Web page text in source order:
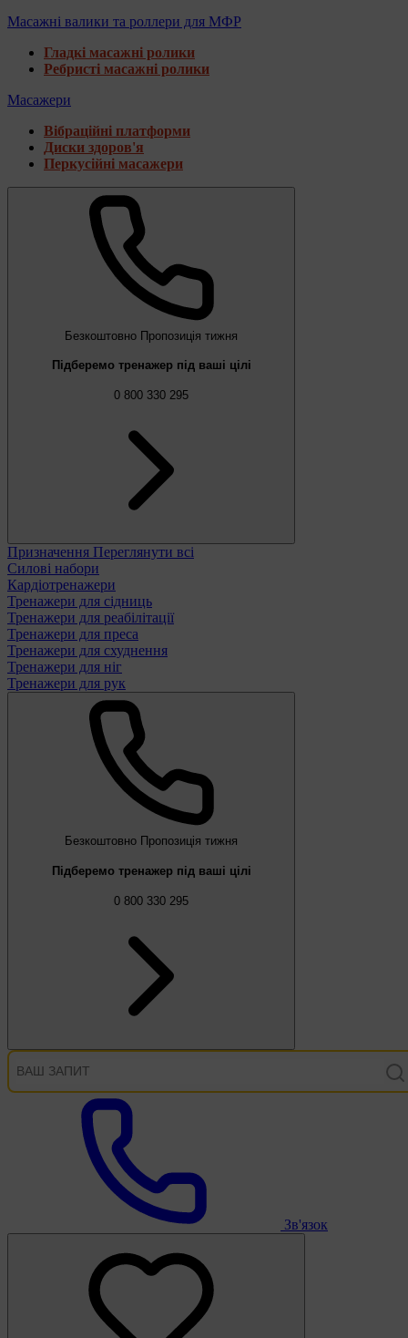
Масажні валики та роллери для МФР
Гладкі масажні ролики
Ребристі масажні ролики
Масажери
Вібраційні платформи
Диски здоров'я
Перкусійні масажери
Безкоштовно Пропозиція тижня
Підберемо тренажер під ваші цілі
0 800 330 295
Призначення Переглянути всі
Силові набори
Кардіотренажери
Тренажери для сідниць
Тренажери для реабілітації
Тренажери для преса
Тренажери для схуднення
Тренажери для ніг
Тренажери для рук
Безкоштовно Пропозиція тижня
Підберемо тренажер під ваші цілі
0 800 330 295
Зв'язок